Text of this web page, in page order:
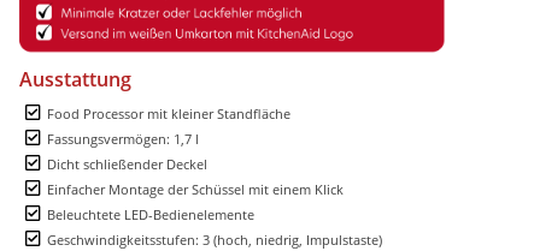
Ausstattung
Food Processor mit kleiner Standfläche
Fassungsvermögen: 1,7 l
Dicht schließender Deckel
Einfacher Montage der Schüssel mit einem Klick
Beleuchtete LED-Bedienelemente
Geschwindigkeitsstufen: 3 (hoch, niedrig, Impulstaste)